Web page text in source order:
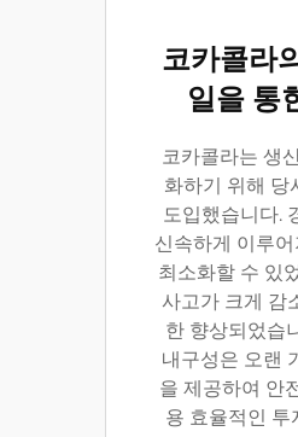
코카콜라
일을 통
코카콜라는 생
화하기 위해 당
도입했습니다.
신속하게 이루
최소화할 수 있
사고가 크게 감
한 향상되었습
내구성은 오랜
을 제공하여 안
용 효율적인 투